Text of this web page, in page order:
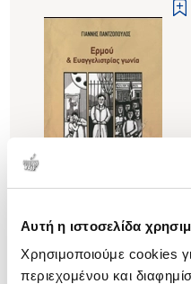
Αυτή η ιστοσελίδα
Χρησιμοποιούμε cookies
περιεχομένου και
(0)
ΕΡΜΟΥ ΚΑΙ ΕΥΑΓΓΕΛΙΣΤΡΙΑΣ
ΓΩΝΙΑ